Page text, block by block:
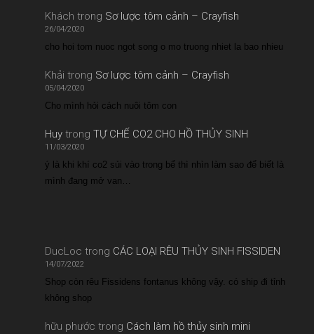
Khách trong Sơ lược tôm cảnh – Crayfish
26/04/2020
cho hoi tom nuoc ngot song o mo truong nhiet la bao nhieu
Khải trong Sơ lược tôm cảnh – Crayfish
05/04/2020
Cho mình hỏi cách nuôi tôm con
Huytrong TỰ CHẾ CO2 CHO HỒ THỦY SINH
11/03/2020
ý là khi khí co2 sủi vào trong bể thì nhìn làm sao để biết là
mình đang mở van…
DucLoc trong CÁC LOẠI RÊU THỦY SINH FISSIDEN
14/07/2022
Shop còn rêu Fissidens fontanus không vậy. có ship đi tỉnh
không shop
hữu phước trong Cách làm hồ thủy sinh mini